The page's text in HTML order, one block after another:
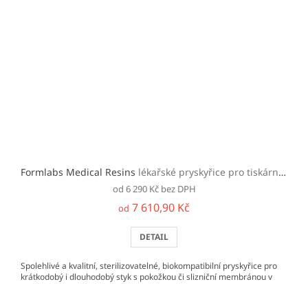
Formlabs Medical Resins lékařské pryskyřice pro tiskárny Form 4B/BL
od 6 290 Kč bez DPH
od 7 610,90 Kč
DETAIL
Spolehlivé a kvalitní, sterilizovatelné, biokompatibilní pryskyřice pro
krátkodobý i dlouhodobý styk s pokožkou či slizniční membránou v